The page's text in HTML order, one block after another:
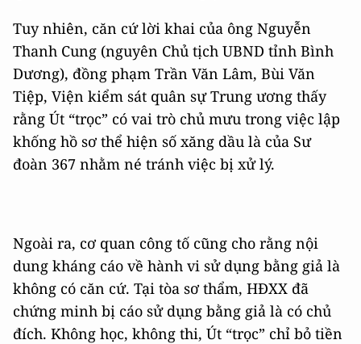
Tuy nhiên, căn cứ lời khai của ông Nguyễn
Thanh Cung (nguyên Chủ tịch UBND tỉnh Bình
Dương), đồng phạm Trần Văn Lâm, Bùi Văn
Tiệp, Viện kiểm sát quân sự Trung ương thấy
rằng Út “trọc” có vai trò chủ mưu trong việc lập
khống hồ sơ thể hiện số xăng dầu là của Sư
đoàn 367 nhằm né tránh việc bị xử lý.
Ngoài ra, cơ quan công tố cũng cho rằng nội
dung kháng cáo về hành vi sử dụng bằng giả là
không có căn cứ. Tại tòa sơ thẩm, HĐXX đã
chứng minh bị cáo sử dụng bằng giả là có chủ
đích. Không học, không thi, Út “trọc” chỉ bỏ tiền